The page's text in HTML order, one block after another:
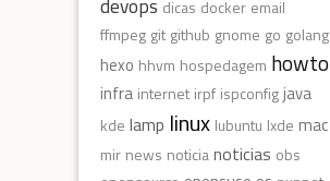
devops dicas docker email
ffmpeg git github gnome go golang
hexo hhvm hospedagem howto
infra internet irpf ispconfigjava
kde lamp linux lubuntu lxde mac
mir news noticianoticias obs